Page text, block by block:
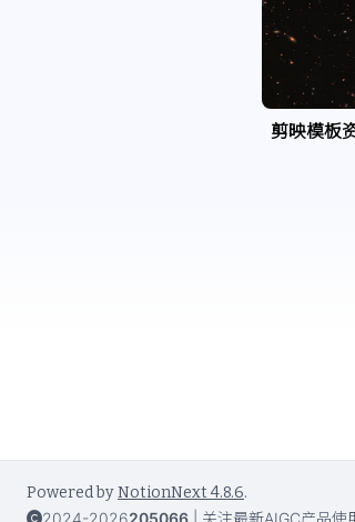
剪映模板
Powered by NotionNext 4.8.6.
2024-2026205066 关注最新AIGC产品